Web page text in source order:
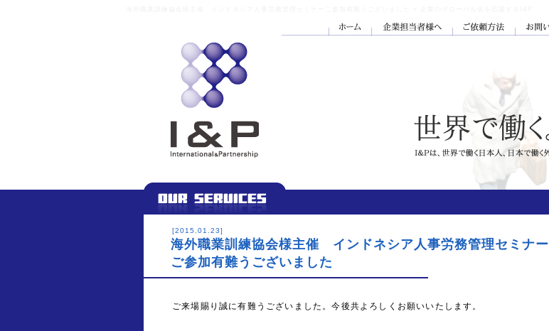
[2015.01.23]
海外職業訓練協会様主催 インドネシア人事労務管理セミナー
ご参加有難うございました
ご来場賜り誠に有難うございました。今後共よろしくお願いいたします。